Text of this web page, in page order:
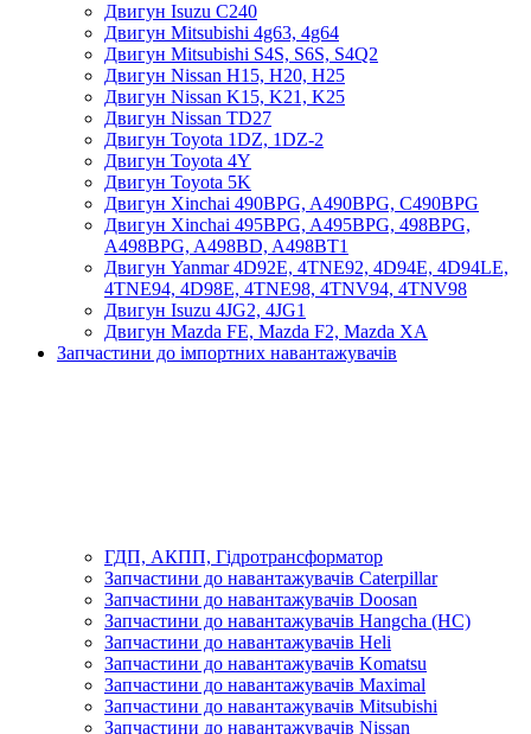
Двигун Isuzu C240
Двигун Mitsubishi 4g63, 4g64
Двигун Mitsubishi S4S, S6S, S4Q2
Двигун Nissan H15, H20, H25
Двигун Nissan K15, K21, K25
Двигун Nissan TD27
Двигун Toyota 1DZ, 1DZ-2
Двигун Toyota 4Y
Двигун Toyota 5K
Двигун Xinchai 490BPG, A490BPG, C490BPG
Двигун Xinchai 495BPG, A495BPG, 498BPG,
A498BPG, A498BD, A498BT1
Двигун Yanmar 4D92E, 4TNE92, 4D94E, 4D94LE,
4TNE94, 4D98E, 4TNE98, 4TNV94, 4TNV98
Двигун Isuzu 4JG2, 4JG1
Двигун Mazda FE, Mazda F2, Mazda XA
Запчастини до імпортних навантажувачів
ГДП, АКПП, Гідротрансформатор
Запчастини до навантажувачів Caterpillar
Запчастини до навантажувачів Doosan
Запчастини до навантажувачів Hangcha (HC)
Запчастини до навантажувачів Heli
Запчастини до навантажувачів Komatsu
Запчастини до навантажувачів Maximal
Запчастини до навантажувачів Mitsubishi
Запчастини до навантажувачів Nissan